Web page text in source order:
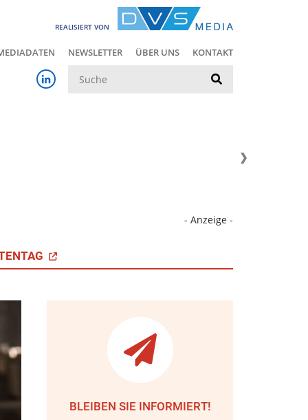
REALISIERT VON
NEWSLETTER ÜBER UNS KONTAKT
- Anzeige -
BLEIBEN SIE INFORMIERT!